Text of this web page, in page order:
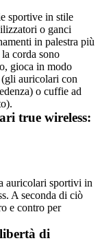
sportive in stile
o ganci
in palestra più
corda sono
gioca in modo
auricolari con
o cuffie ad
true wireless:
auricolari sportivi in
A seconda di ciò
e contro per
di